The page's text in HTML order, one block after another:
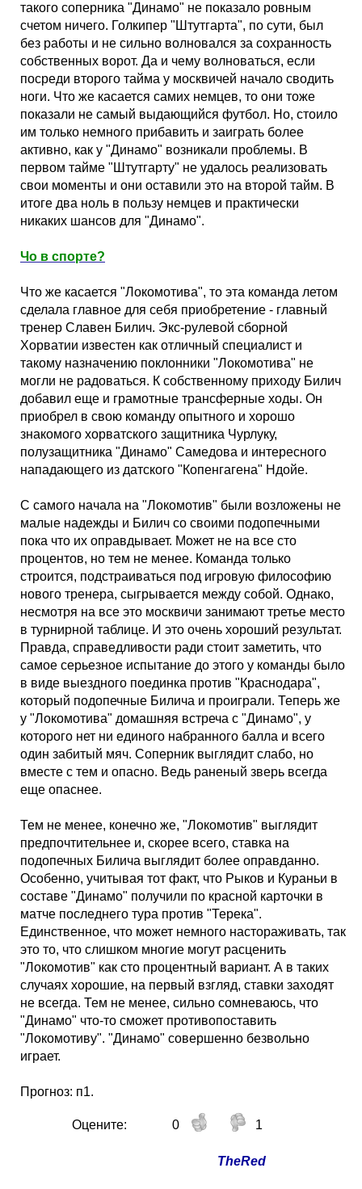
такого соперника "Динамо" не показало ровным
счетом ничего. Голкипер "Штутгарта", по сути, был
без работы и не сильно волновался за сохранность
собственных ворот. Да и чему волноваться, если
посреди второго тайма у москвичей начало сводить
ноги. Что же касается самих немцев, то они тоже
показали не самый выдающийся футбол. Но, стоило
им только немного прибавить и заиграть более
активно, как у "Динамо" возникали проблемы. В
первом тайме "Штутгарту" не удалось реализовать
свои моменты и они оставили это на второй тайм. В
итоге два ноль в пользу немцев и практически
никаких шансов для "Динамо".
Чо в спорте?
Что же касается "Локомотива", то эта команда летом
сделала главное для себя приобретение - главный
тренер Славен Билич. Экс-рулевой сборной
Хорватии известен как отличный специалист и
такому назначению поклонники "Локомотива" не
могли не радоваться. К собственному приходу Билич
добавил еще и грамотные трансферные ходы. Он
приобрел в свою команду опытного и хорошо
знакомого хорватского защитника Чурлуку,
полузащитника "Динамо" Самедова и интересного
нападающего из датского "Копенгагена" Ндойе.
С самого начала на "Локомотив" были возложены не
малые надежды и Билич со своими подопечными
пока что их оправдывает. Может не на все сто
процентов, но тем не менее. Команда только
строится, подстраиваться под игровую философию
нового тренера, сыгрывается между собой. Однако,
несмотря на все это москвичи занимают третье место
в турнирной таблице. И это очень хороший результат.
Правда, справедливости ради стоит заметить, что
самое серьезное испытание до этого у команды было
в виде выездного поединка против "Краснодара",
который подопечные Билича и проиграли. Теперь же
у "Локомотива" домашняя встреча с "Динамо", у
которого нет ни единого набранного балла и всего
один забитый мяч. Соперник выглядит слабо, но
вместе с тем и опасно. Ведь раненый зверь всегда
еще опаснее.
Тем не менее, конечно же, "Локомотив" выглядит
предпочтительнее и, скорее всего, ставка на
подопечных Билича выглядит более оправданно.
Особенно, учитывая тот факт, что Рыков и Кураньи в
составе "Динамо" получили по красной карточки в
матче последнего тура против "Терека".
Единственное, что может немного настораживать, так
это то, что слишком многие могут расценить
"Локомотив" как сто процентный вариант. А в таких
случаях хорошие, на первый взгляд, ставки заходят
не всегда. Тем не менее, сильно сомневаюсь, что
"Динамо" что-то сможет противопоставить
"Локомотиву". "Динамо" совершенно безвольно
играет.
Прогноз: п1.
Оцените: 0 1
TheRed